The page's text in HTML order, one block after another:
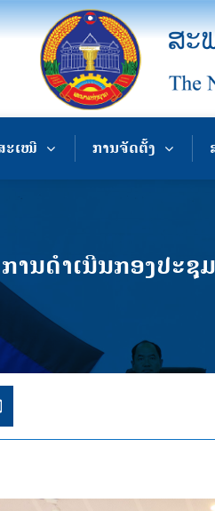
ະເໜີ ການຈັດຕັ້ງ
ການດໍາເນີນກອງປະ